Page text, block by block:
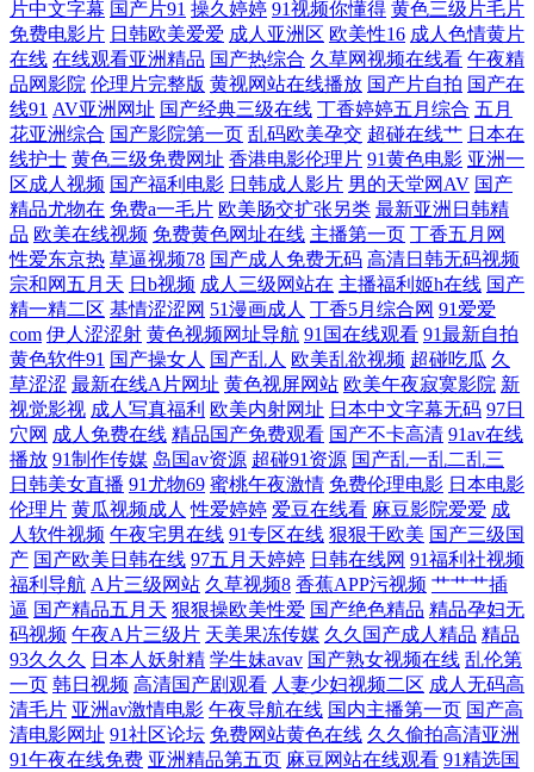
交影视 日本电影午夜福利 日韩3级影片中文 日本鲁丝亚洲 青青插网 蜜桃
AV97 精品国产九九 极品丝袜白浆 国产精品香蕉国产 成人一级影片 AV韩
日大逼网站 超碰久18 超碰97第一页 A片大香蕉 91视频91自 自拍十区 伊人
蕉久 男人天堂TV 五月丁香五月婷姐 免费91免费 久久艹手机在线 操逼四
91 91工厂在线视频 人妖操ts男人 都市激情另类欧美 91在线观 影音先锋成
人电影 无码先锋影音 自拍第四页 AV天堂成人网 第一福利视频 大香蕉网
青青 欧美丝袜婷婷 深夜福利影院 18欧美午夜网站 AV综合导航站 99超碰
资源总站 avtt五月香 国产白丝探花 肏屄天堂91 性爱剧场 熟妇人妻一区二
区 中文a天堂 黑人精品区97 欧美肏屄狂欢 日本影院色 五月天夜夜撸 人人
爽爽 91在線免費看片 大香蕉久久麻豆 国产视频观看网站 国产精品视频久
久 黄色片子看 狠狠插狠狠干 九九99热 黄色仓库网站 国模无码视频 国产
伪娘ts在线 国产精品免费熟女 精品思思久久 超碰国产在线 超碰豆花97 韩
日色情 色图福利社 2026天天肏 蜜芽淫秽网 麻豆高清123区 伦理聚合一级
片中文字幕 国产片91 操久婷婷 91视频你懂得 黄色三级片毛片
免费电影片 日韩欧美爱爱 成人亚洲区 欧美性16 成人色情黄片
在线 在线观看亚洲精品 国产热综合 久草网视频在线看 午夜精
品网影院 伦理片完整版 黄视网站在线播放 国产片自拍 国产在
线91 AV亚洲网址 国产经典三级在线 丁香婷婷五月综合 五月
花亚洲综合 国产影院第一页 乱码欧美孕交 超碰在线艹 日本在
线护士 黄色三级免费网址 香港电影伦理片 91黄色电影 亚洲一
区成人视频 国产福利电影 日韩成人影片 男的天堂网AV 国产
精品尤物在 免费a一毛片 欧美肠交扩张另类 最新亚洲日韩精
品 欧美在线视频 免费黄色网址在线 主播第一页 丁香五月网
性爱东京热 草逼视频78 国产成人免费无码 高清日韩无码视频
宗和网五月天 日b视频 成人三级网站在 主播福利姬h在线 国产
精一精二区 基情涩涩网 51漫画成人 丁香5月综合网 91爱爱
com 伊人涩涩射 黄色视频网址导航 91国在线观看 91最新自拍
黄色软件91 国产操女人 国产乱人 欧美乱欲视频 超碰吃瓜 久
草涩涩 最新在线A片网址 黄色视屏网站 欧美午夜寂寞影院 新
视觉影视 成人写真福利 欧美内射网址 日本中文字幕无码 97日
穴网 成人免费在线 精品国产免费观看 国产不卡高清 91av在线
播放 91制作传媒 岛国av资源 超碰91资源 国产乱一乱二乱三
日韩美女直播 91尤物69 蜜桃午夜激情 免费伦理电影 日本电影
伦理片 黄瓜视频成人 性爱婷婷 爱豆在线看 麻豆影院爱爱 成
人软件视频 午夜宅男在线 91专区在线 狠狠干欧美 国产三级国
产 国产欧美日韩在线 97五月天婷婷 日韩在线网 91福利社视频
福利导航 A片三级网站 久草视频8 香蕉APP污视频 艹艹艹插
逼 国产精品五月天 狠狠操欧美性爱 国产绝色精品 精品孕妇无
码视频 午夜A片三级片 天美果冻传媒 久久国产成人精品 精品
93久久久
日本人妖射精 学生妹avav 国产熟女视频在线 乱伦第
一页 韩日视频 高清国产剧观看 人妻少妇视频二区 成人无码高
清毛片 亚洲av激情电影 午夜导航在线 国内主播第一页 国产高
清电影网址 91社区论坛 免费网站黄色在线 久久偷拍高清亚洲
91午夜在线免费 亚洲精品第五页 麻豆网站在线观看 91精选国